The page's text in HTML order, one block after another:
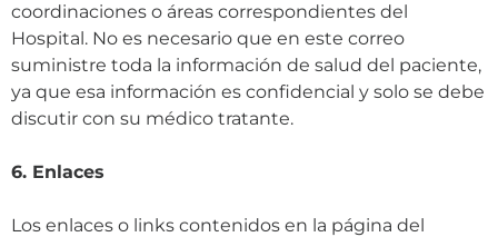
coordinaciones o áreas correspondientes del
Hospital. No es necesario que en este correo
suministre toda la información de salud del paciente,
ya que esa información es confidencial y solo se debe
discutir con su médico tratante.
6. Enlaces
Los enlaces o links contenidos en la página del